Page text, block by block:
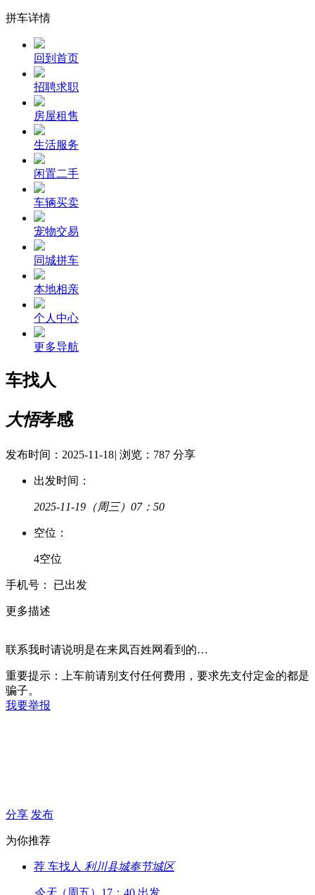
拼车详情
回到首页
招聘求职
房屋租售
生活服务
闲置二手
车辆买卖
宠物交易
同城拼车
本地相亲
个人中心
更多导航
车找人
大悟孝感
发布时间：2025-11-18| 浏览：787 分享
出发时间：
2025-11-19 （周三）07：50
空位：
4空位
手机号： 已出发
更多描述
联系我时请说明是在来凤百姓网看到的…
重要提示：上车前请别支付任何费用，要求先支付定金的都是
骗子。
我要举报
分享 发布
为你推荐
荐 车找人 利川县城奉节城区
今天（周五）17：40 出发